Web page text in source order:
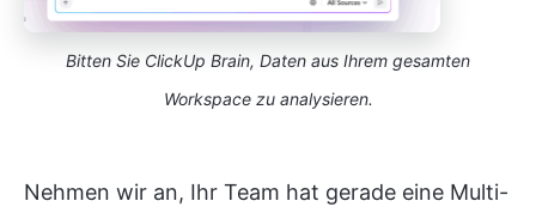
Bitten Sie ClickUp Brain, Daten aus Ihrem gesamten
Workspace zu analysieren.
Nehmen wir an, Ihr Team hat gerade eine Multi-